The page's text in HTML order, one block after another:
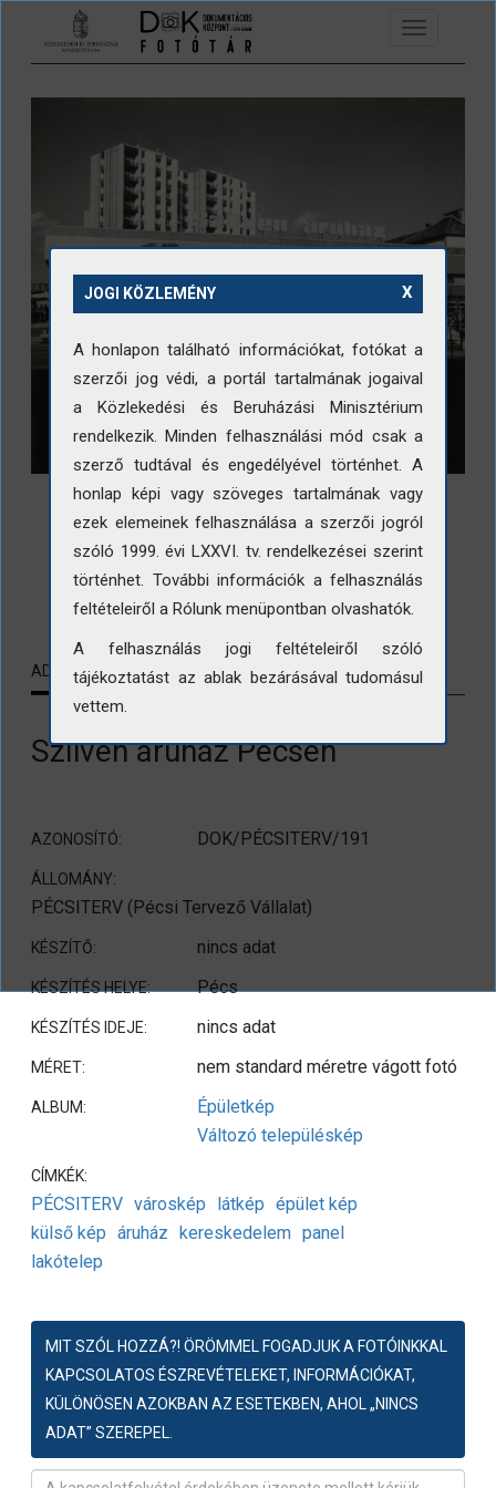
Ugrás a tartalomra
Toggle
navigation
LETÖLTÉS
ADATLAP KAPCSOLÓDÓ TARTALMAK
Szliven áruház Pécsen
AZONOSÍTÓ: DOK/PÉCSITERV/191
ÁLLOMÁNY:
PÉCSITERV (Pécsi Tervező Vállalat)
KÉSZÍTŐ: nincs adat
KÉSZÍTÉS HELYE: Pécs
KÉSZÍTÉS IDEJE: nincs adat
MÉRET: nem standard méretre vágott fotó
ALBUM:
Épületkép
Változó településkép
CÍMKÉK:
PÉCSITERV városkép látkép épület kép
külső kép áruház kereskedelem panel
lakótelep
MIT SZÓL HOZZÁ?! ÖRÖMMEL FOGADJUK A FOTÓINKKAL
KAPCSOLATOS ÉSZREVÉTELEKET, INFORMÁCIÓKAT,
KÜLÖNÖSEN AZOKBAN AZ ESETEKBEN, AHOL „NINCS
ADAT” SZEREPEL.
X
JOGI KÖZLEMÉNY
A honlapon található információkat, fotókat a
szerzői jog védi, a portál tartalmának jogaival
a Közlekedési és Beruházási Minisztérium
rendelkezik. Minden felhasználási mód csak a
szerző tudtával és engedélyével történhet. A
honlap képi vagy szöveges tartalmának vagy
ezek elemeinek felhasználása a szerzői jogról
szóló 1999. évi LXXVI. tv. rendelkezései szerint
történhet. További információk a felhasználás
feltételeiről a Rólunk menüpontban olvashatók.
A felhasználás jogi feltételeiről szóló
tájékoztatást az ablak bezárásával tudomásul
vettem.